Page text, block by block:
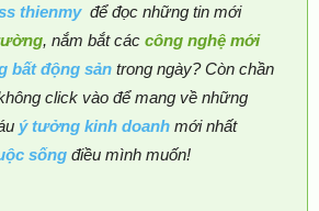
thienmy để đọc những tin mới
, nắm bắt các công nghệ mới
bất động sản trong ngày? Còn chần
click vào để mang về những
ý tưởng kinh doanh mới nhất
sống điều mình muốn!